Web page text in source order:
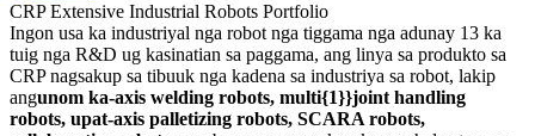
CRP Extensive Industrial Robots Portfolio
Ingon usa ka industriyal nga robot nga tiggama nga adunay 13 ka
tuig nga R&D ug kasinatian sa paggama, ang linya sa produkto sa
CRP nagsakup sa tibuuk nga kadena sa industriya sa robot, lakip
angunom ka-axis welding robots, multi{1}}joint handling
robots, upat-axis palletizing robots, SCARA robots,